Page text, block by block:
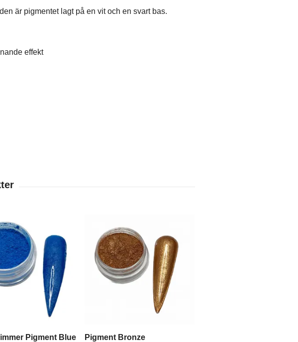
är pigmentet lagt på en vit och en svart bas.
effekt
Pigment Blue Pigment Bronze